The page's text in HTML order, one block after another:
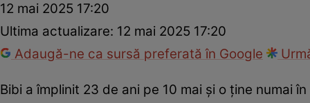
12 mai 2025 17:20
Ultima actualizare: 12 mai 2025 17:20
Adaugă-ne ca sursă preferată în Google
Bibi a împlinit 23 de ani pe 10 mai și o ține numai